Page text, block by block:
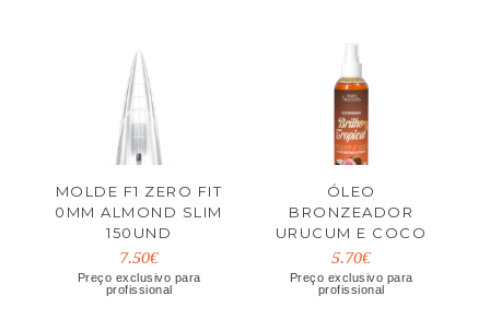
MOLDE F1 ZERO FIT
0MM ALMOND SLIM
150UND
7.50€
Preço exclusivo para
profissional
ÓLEO
BRONZEADOR
URUCUM E COCO
200ML BODY
SECRETS
5.70€
Preço exclusivo para
profissional